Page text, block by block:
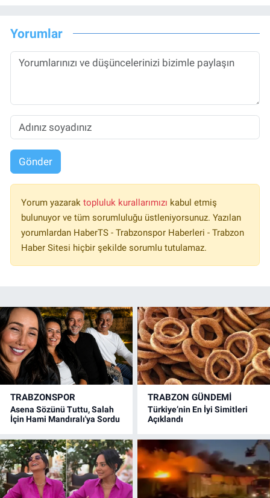
Yorumlar
Gönder
Yorum yazarak topluluk kurallarımızı kabul etmiş
bulunuyor ve tüm sorumluluğu üstleniyorsunuz. Yazılan
yorumlardan HaberTS - Trabzonspor Haberleri - Trabzon
Haber Sitesi hiçbir şekilde sorumlu tutulamaz.
TRABZONSPOR
Asena Sözünü Tuttu, Salah
İçin Hami Mandıralı'ya Sordu
TRABZON GÜNDEMİ
Türkiye’nin En İyi Simitleri
Açıklandı